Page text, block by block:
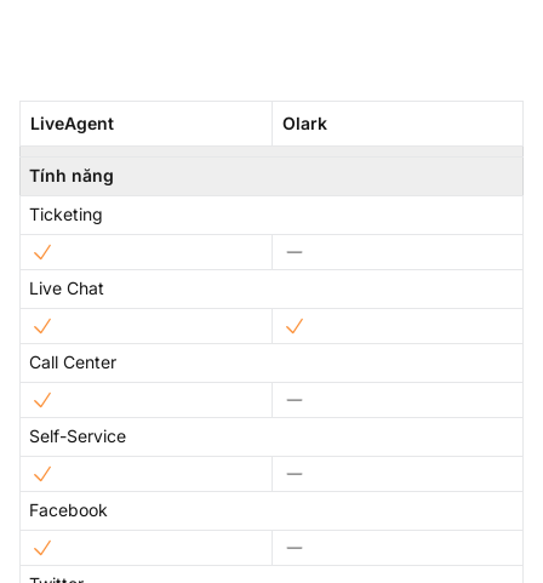
LiveAgent Olark
Tính năng
Ticketing
Live Chat
Call Center
Self-Service
Facebook